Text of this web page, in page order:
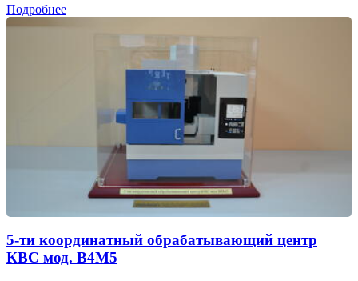
Подробнее
5-ти координатный обрабатывающий центр
КВС мод. В4М5